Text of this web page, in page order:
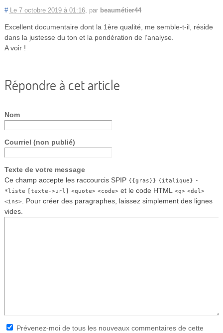
# Le 7 octobre 2019 à 01:16, par beaumétier44
Excellent documentaire dont la 1ère qualité, me semble-t-il, réside
dans la justesse du ton et la pondération de l’analyse.
A voir !
Répondre à cet article
Nom
Courriel (non publié)
Texte de votre message
Ce champ accepte les raccourcis SPIP {{gras}} {italique} -
*liste [texte->url] <quote> <code>et le code HTML <q> <del>
<ins>. Pour créer des paragraphes, laissez simplement des lignes
vides.
Prévenez-moi de tous les nouveaux commentaires de cette